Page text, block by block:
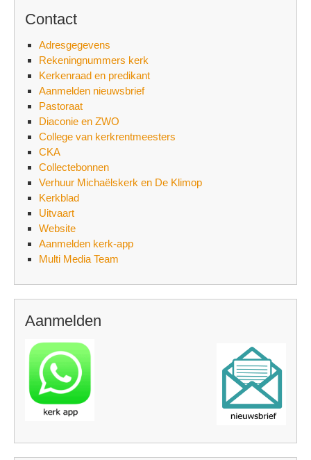
Contact
Adresgegevens
Rekeningnummers kerk
Kerkenraad en predikant
Aanmelden nieuwsbrief
Pastoraat
Diaconie en ZWO
College van kerkrentmeesters
CKA
Collectebonnen
Verhuur Michaëlskerk en De Klimop
Kerkblad
Uitvaart
Website
Aanmelden kerk-app
Multi Media Team
Aanmelden